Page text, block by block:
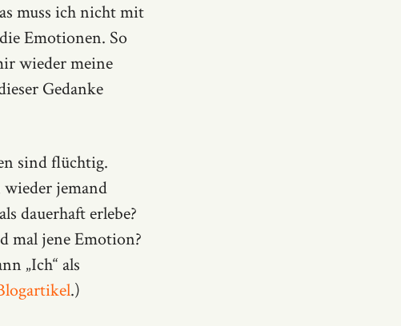
muss ich nicht mit
Emotionen. So
wieder meine
Gedanke
sind flüchtig.
jemand
dauerhaft erlebe?
mal jene Emotion?
„Ich“ als
.)